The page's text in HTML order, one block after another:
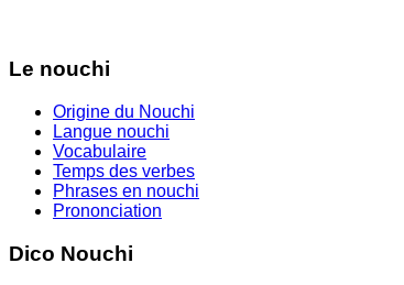
Le nouchi
Origine du Nouchi
Langue nouchi
Vocabulaire
Temps des verbes
Phrases en nouchi
Prononciation
Dico Nouchi